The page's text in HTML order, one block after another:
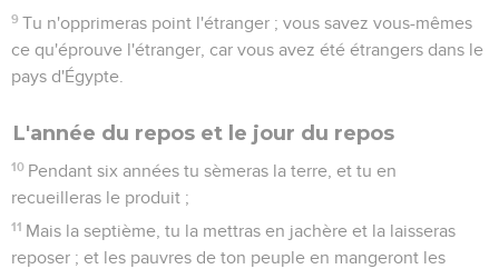
9 Tu n'opprimeras point l'étranger ; vous savez vous-mêmes
ce qu'éprouve l'étranger, car vous avez été étrangers dans le
pays d'Égypte.
L'année du repos et le jour du repos
10 Pendant six années tu sèmeras la terre, et tu en
recueilleras le produit ;
11 Mais la septième, tu la mettras en jachère et la laisseras
reposer ; et les pauvres de ton peuple en mangeront les